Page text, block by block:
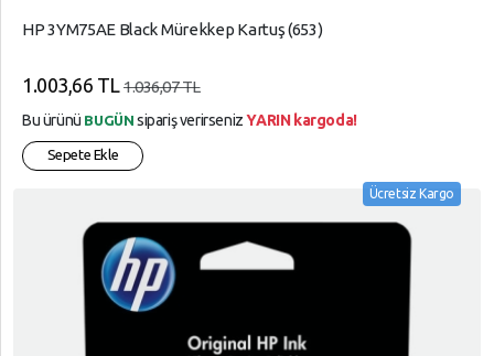
HP 3YM75AE Black Mürekkep Kartuş (653)
1.003,66 TL 1.036,07 TL
Bu ürünü BUGÜN sipariş verirsenizYARIN kargoda!
Sepete Ekle
Ücretsiz Kargo